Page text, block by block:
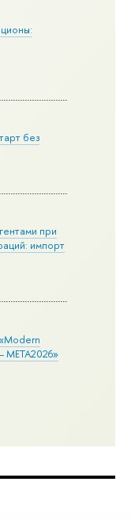
без
при
импорт
META2026»